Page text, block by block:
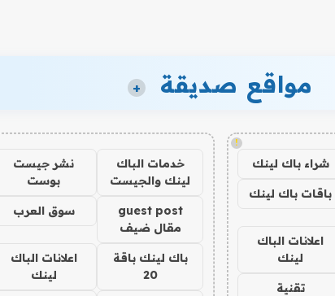
مواقع صديقة +
!
شراء باك لينك
باقات باك لينك
اعلانات الباك
لينك
تقنية
خدمات الباك
لينك والجيست
نشر جيست
بوست
guest post
مقال ضيف
سوق العرب
باك لينك باقة
20
اعلانات الباك
لينك